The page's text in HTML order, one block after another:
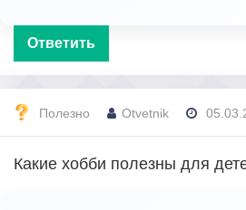
Ответить
Полезно Otvetnik
Какие хобби полезны для